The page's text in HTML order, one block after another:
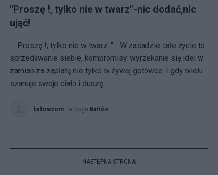
"Proszę !, tylko nie w twarz"-nic dodać,nic
ująć!
Proszę !, tylko nie w twarz. "... W zasadzie całe życie to
sprzedawanie siebie, kompromisy, wyrzekanie się idei w
zamian za zapłatę nie tylko w żywej gotówce. I gdy wielu
szanuje swoje ciało i duszę...
baltowcom na blogu Bałtów
NASTĘPNA STRONA